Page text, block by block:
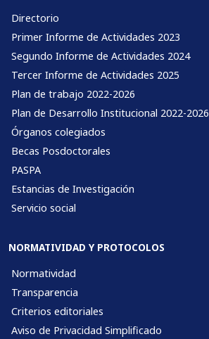
Directorio
Primer Informe de Actividades 2023
Segundo Informe de Actividades 2024
Tercer Informe de Actividades 2025
Plan de trabajo 2022-2026
Plan de Desarrollo Institucional 2022-2026
Órganos colegiados
Becas Posdoctorales
PASPA
Estancias de Investigación
Servicio social
NORMATIVIDAD Y PROTOCOLOS
Normatividad
Transparencia
Criterios editoriales
Aviso de Privacidad Simplificado